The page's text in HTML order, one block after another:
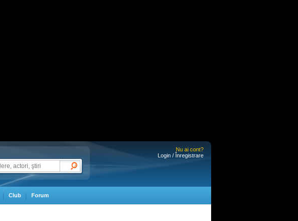
Nu ai cont?
Login / Înregistrare
Club Forum